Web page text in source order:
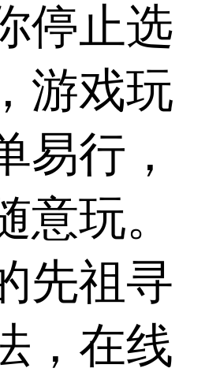
停止选
游戏玩
易行，
意玩。
先祖寻
，在线